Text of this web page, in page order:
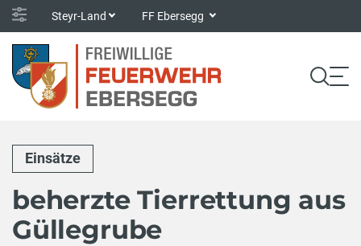
Steyr-Land FF Ebersegg
Einsätze
beherzte Tierrettung aus
Güllegrube